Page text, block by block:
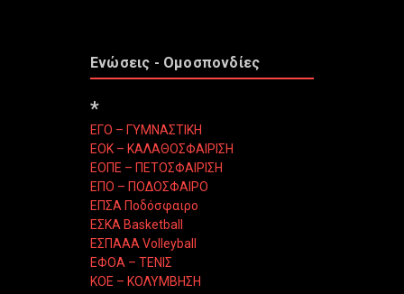
Ενώσεις - Ομοσπονδίες
*
ΕΓΟ – ΓΥΜΝΑΣΤΙΚΗ
ΕΟΚ – ΚΑΛΑΘΟΣΦΑΙΡΙΣΗ
ΕΟΠΕ – ΠΕΤΟΣΦΑΙΡΙΣΗ
ΕΠΟ – ΠΟΔΟΣΦΑΙΡΟ
ΕΠΣΑ Ποδόσφαιρο
ΕΣΚΑ Basketball
ΕΣΠΑΑΑ Volleyball
ΕΦΟΑ – ΤΕΝΙΣ
ΚΟΕ – ΚΟΛΥΜΒΗΣΗ